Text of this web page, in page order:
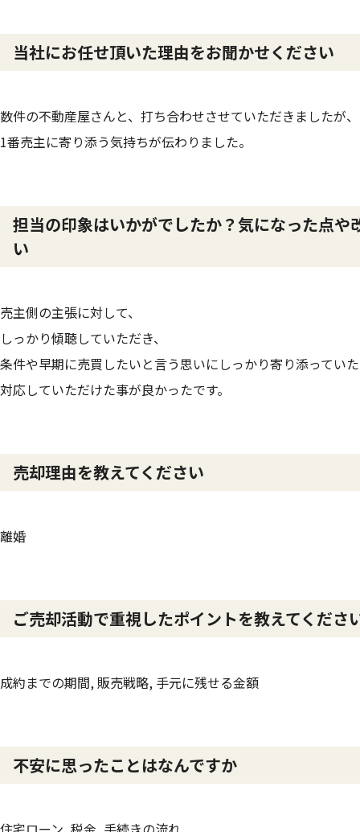
当社にお任せ頂いた理由をお聞かせください
数件の不動産屋さんと、打ち合わせさせていただきましたが、
1番売主に寄り添う気持ちが伝わりました。
担当の印象はいかがでしたか？気になった点
い
売主側の主張に対して、
しっかり傾聴していただき、
条件や早期に売買したいと言う思いにしっかり寄り添ってい
対応していただけた事が良かったです。
売却理由を教えてください
離婚
ご売却活動で重視したポイントを教えてくださ
成約までの期間, 販売戦略, 手元に残せる金額
不安に思ったことはなんですか